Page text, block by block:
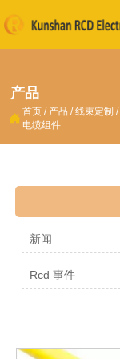
产品
 首页 / 产品 /线束定制 /
电缆组件
新闻
Rcd 事件